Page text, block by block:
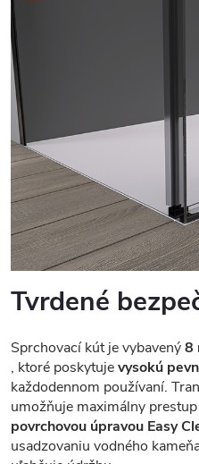
Tvrdené
Sprchovací kút je vybavený8
, ktoré poskytujevysokú
každodennom používaní.
umožňuje maximálny
povrchovou úpravou Easy
usadzovaniu vodného